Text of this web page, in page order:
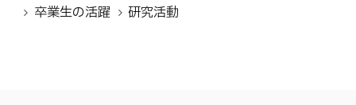
卒業生の活躍
研究活動